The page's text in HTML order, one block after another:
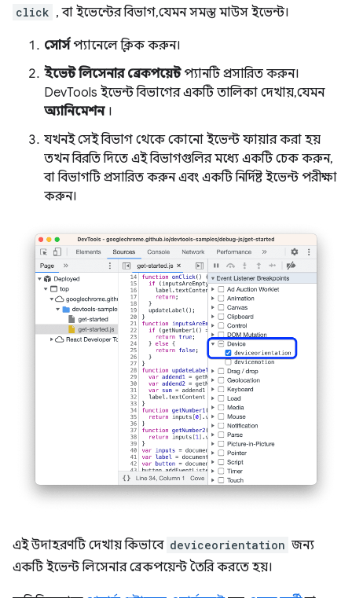
click , বা ইভেন্টের বিভাগ, যেমন সমস্ত মাউস ইভেন্ট।
সোর্সপ্যানেলে ক্লিক করুন।
ইভেন্ট লিসেনার ব্রেকপয়েন্টপ্যানটি প্রসারিত করুন।
DevTools ইভেন্ট বিভাগের একটি তালিকা দেখায়, যেমন
অ্যানিমেশন।
যখনই সেই বিভাগ থেকে কোনো ইভেন্ট ফায়ার করা হয়
তখন বিরতি দিতে এই বিভাগগুলির মধ্যে একটি চেক করুন,
বা বিভাগটি প্রসারিত করুন এবং একটি নির্দিষ্ট ইভেন্ট পরীক্ষা
করুন।
এই উদাহরণটি দেখায় কিভাবে deviceorientation জন্য
একটি ইভেন্ট লিসেনার ব্রেকপয়েন্ট তৈরি করতে হয়।